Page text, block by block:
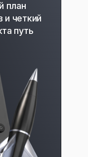
план
и четкий
путь